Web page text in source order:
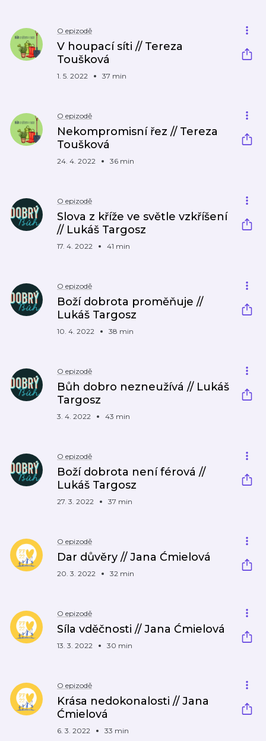
O epizodě
V houpací síti // Tereza
Toušková
1. 5. 2022 37 min
O epizodě
Nekompromisní řez // Tereza
Toušková
24. 4. 2022 36 min
O epizodě
Slova z kříže ve světle vzkříšení
// Lukáš Targosz
17. 4. 2022 41 min
O epizodě
Boží dobrota proměňuje //
Lukáš Targosz
10. 4. 2022 38 min
O epizodě
Bůh dobro nezneužívá // Lukáš
Targosz
3. 4. 2022 43 min
O epizodě
Boží dobrota není férová //
Lukáš Targosz
27. 3. 2022 37 min
O epizodě
Dar důvěry // Jana Ćmielová
20. 3. 2022 32 min
O epizodě
Síla vděčnosti // Jana Ćmielová
13. 3. 2022 30 min
O epizodě
Krása nedokonalosti // Jana
Ćmielová
6. 3. 2022 33 min